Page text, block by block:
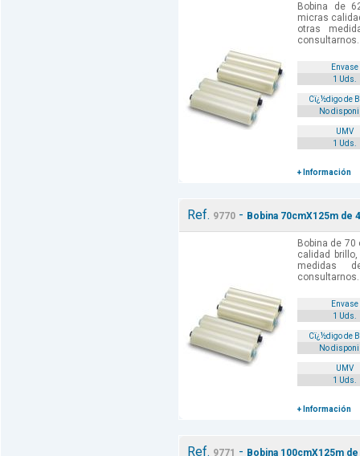
Bobina de
micras
otras
consultarnos.
Envase
1 Uds.
Cï¿½digo de
No
UMV
1 Uds.
+ Información
Ref. 9770 - Bobina 70cmX125m de
Bobina de
calidad
medidas
consultarnos.
Envase
1 Uds.
Cï¿½digo de
No
UMV
1 Uds.
+ Información
Ref. 9771 - Bobina 100cmX125m